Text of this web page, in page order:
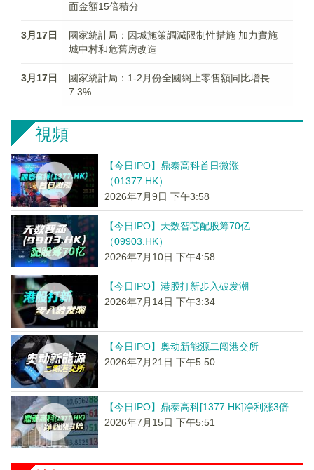
面金額15倍積分
3月17日
國家統計局：因城施策調減限制性措施 加力實施
城中村和危舊房改造
3月17日
國家統計局：1-2月份全國網上零售額同比增長
7.3%
視頻
【今日IPO】鼎泰高科首日微涨
（01377.HK）
2026年7月9日 下午3:58
【今日IPO】天数智芯配股筹70亿
（09903.HK）
2026年7月10日 下午4:58
【今日IPO】港股打新步入破发潮
2026年7月14日 下午3:34
【今日IPO】奥动新能源二闯港交所
2026年7月21日 下午5:50
【今日IPO】鼎泰高科[1377.HK]净利涨3倍
2026年7月15日 下午5:51